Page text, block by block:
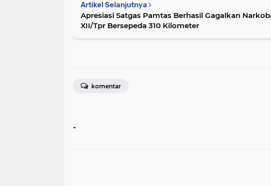
Artikel Selanjutnya
Apresiasi Satgas Pamtas Berhasil Gagalkan
XII/Tpr Bersepeda 310 Kilometer
komentar
-